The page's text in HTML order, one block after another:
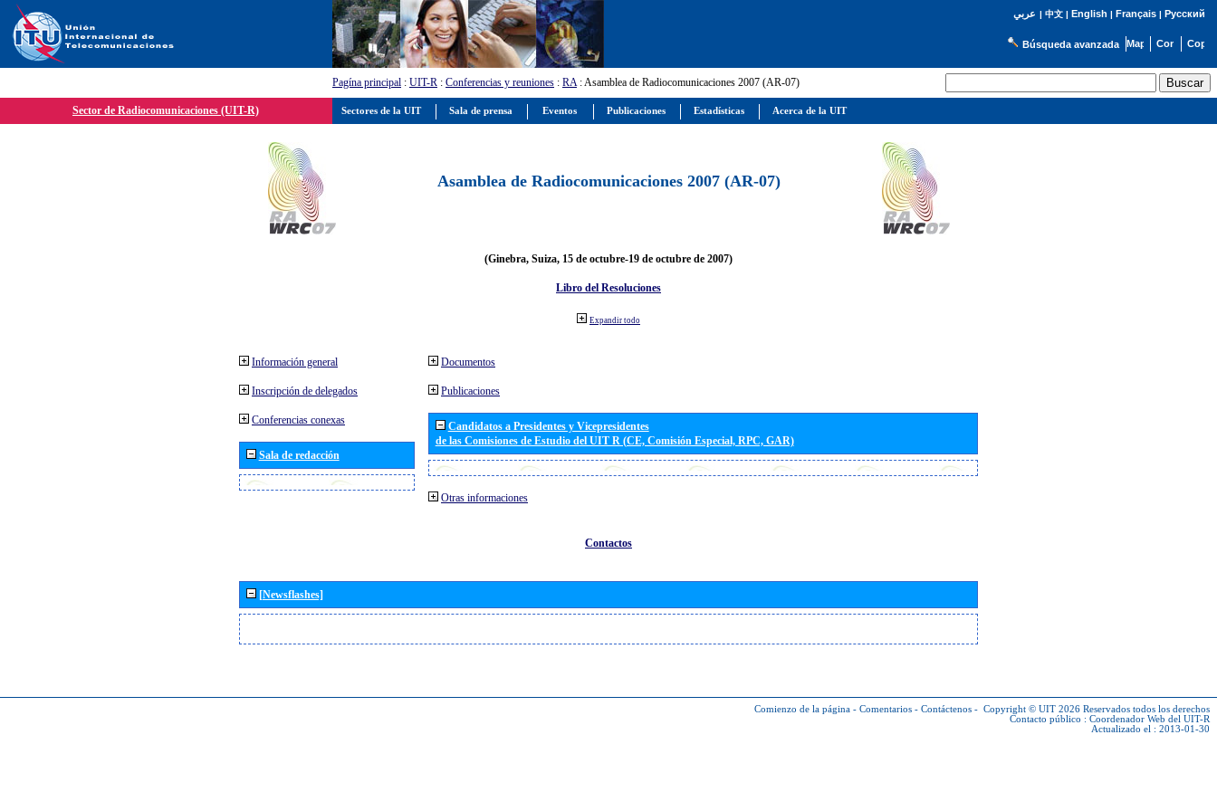
عربي | 中文| English | Français| Русский
Búsqueda avanzada
Pagína principal : UIT-R : Conferencias y reuniones : RA: Asamblea de Radiocomunicaciones 2007 (AR-07)
Sector de Radiocomunicaciones (UIT-R)
Asamblea de Radiocomunicaciones 2007 (AR-07)
(Ginebra, Suiza, 15 de octubre-19 de octubre de 2007)
Libro del Resoluciones
Expandir todo
Información general
Inscripción de delegados
Conferencias conexas
Sala de redacción
Documentos
Publicaciones
Candidatos a Presidentes y Vicepresidentes
de las Comisiones de Estudio del UIT R (CE, Comisión Especial, RPC, GAR)
Otras informaciones
Contactos
[Newsflashes]
Comienzo de la página - Comentarios - Contáctenos - Copyright © UIT 2026 Reservados todos los derechos
Contacto público : Coordenador Web del UIT-R
Actualizado el : 2013-01-30
Sectores de la UIT Sala de prensa Eventos Publicaciones Estadísticas Acerca de la UIT